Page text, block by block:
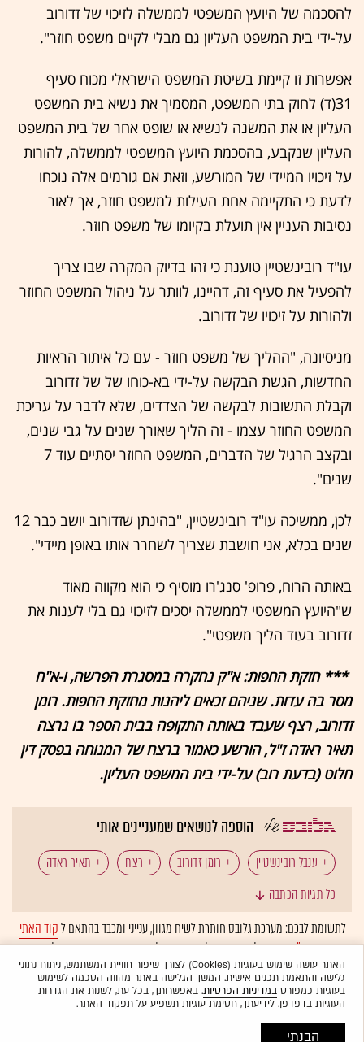
להסכמה של היועץ המשפטי לממשלה לזיכוי של זדורוב
על-ידי בית המשפט העליון גם מבלי לקיים משפט חוזר".
אפשרות זו קיימת בשיטת המשפט הישראלי מכוח סעיף
31(ד) לחוק בתי המשפט, המסמיך את נשיא בית המשפט
העליון או את המשנה לנשיא או שופט אחר של בית המשפט
העליון שנקבע, בהסכמת היועץ המשפטי לממשלה, להורות
על זיכויו המיידי של המורשע, וזאת אם גורמים אלה נוכחו
לדעת כי התקיימה אחת העילות למשפט חוזר, אך לאור
נסיבות העניין אין תועלת בקיומו של משפט חוזר.
עו"ד רובינשטיין טוענת כי זהו בדיוק המקרה שבו צריך
להפעיל את סעיף זה, דהיינו, לוותר על ניהול המשפט החוזר
ולהורות על זיכויו של זדורוב.
מניסיונה, "ההליך של משפט חוזר - עם כל איתור הראיות
החדשות, הגשת הבקשה על-ידי בא-כוחו של של זדורוב
וקבלת התשובות לבקשה של הצדדים, שלא לדבר על עריכת
המשפט החוזר עצמו - זה הליך שאורך שנים על גבי שנים,
ובקצב הרגיל של הדברים, המשפט החוזר יסתיים עוד 7
שנים".
לכן, ממשיכה עו"ד רובינשטיין, "בהינתן שזדורוב יושב כבר 12
שנים בכלא, אני חושבת שצריך לשחרר אותו באופן מיידי".
באותה הרוח, פרופ' סנג'רו מוסיף כי הוא מקווה מאוד
ש"היועץ המשפטי לממשלה יסכים לזיכוי גם בלי לענות את
זדורוב בעוד הליך משפטי".
*** חזקת החפות: א"ק נחקרה במסגרת הפרשה, ו-א"ח
מסר בה עדות. שניהם זכאים ליהנות מחזקת החפות. רומן
זדורוב, רצף שעבד באותה התקופה בבית הספר בו נרצה
תאיר ראדה ז"ל, הורשע כאמור ברצח של המנוחה בפסק דין
חלוט (בדעת רוב) על-ידי בית המשפט העליון.
הוספה לנושאים שמעניינים אותי
ענבל רובינשטיין רומן זדורוב רצח תאיר ראדה
כל תגיות הכתבה
לתשומת לבכם: מערכת גלובס חותרת לשיח מגוון, ענייני ומכבד בהתאם לקוד האתי
המופיעבדו"ח האמוןלפיו אנו פועלים. ביטויי אלימות, גזענות, הסתה או כל שיח
בלתי הולם אחר מסוננים בצורהאוטומטיתולא יפורסמו באתר.
האתר עושה שימוש בעוגיות (Cookies) לצורך שיפור חוויית המשתמש, ניתוח נתוני
גלישה והתאמת תכנים אישית. המשך הגלישה באתר מהווה הסכמה לשימוש
בעוגיות כמפורטבמדיניות הפרטיות. באפשרותך, בכל עת, לשנות את הגדרות
העוגיות בדפדפן. לידיעתך, חסימת עוגיות תשפיע על תפקוד האתר.
הבנתי